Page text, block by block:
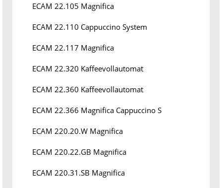
ECAM 22.105 Magnifica
ECAM 22.110 Cappuccino System
ECAM 22.117 Magnifica
ECAM 22.320 Kaffeevollautomat
ECAM 22.360 Kaffeevollautomat
ECAM 22.366 Magnifica Cappuccino S
ECAM 220.20.W Magnifica
ECAM 220.22.GB Magnifica
ECAM 220.31.SB Magnifica